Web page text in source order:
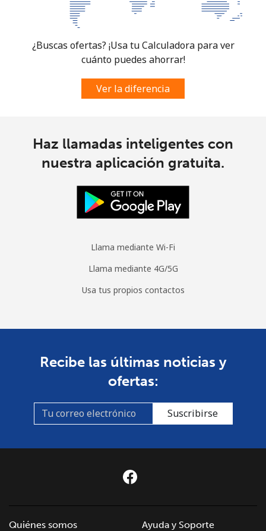
¿Buscas ofertas? ¡Usa tu Calculadora para ver
cuánto puedes ahorrar!
Ver la diferencia
Haz llamadas inteligentes con
nuestra aplicación gratuita.
Llama mediante Wi-Fi
Llama mediante 4G/5G
Usa tus propios contactos
Recibe las últimas noticias y
ofertas:
Suscribirse
Quiénes somos
Ayuda y Soporte